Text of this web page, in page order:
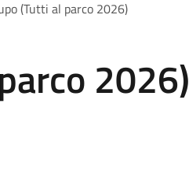
(Tutti al parco 2026)
2026)